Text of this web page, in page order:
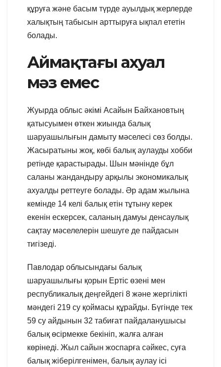
құруға және басым түрде ауылдық жерлерде
халықтың табысын арттыруға ықпал ететін
болады.
Аймақтағы ахуал
мәз емес
Жуырда облыс әкімі Асайын Байхановтың
қатысуымен өткен жиында балық
шаруашылығын дамыту мәселесі сөз болды.
Жасыратыны жоқ, көбі балық аулауды хобби
ретінде қарастырады. Шын мәнінде бұл
саланы жандандыру арқылы экономикалық
ахуалды реттеуге болады. Әр адам жылына
кемінде 14 келі балық етін тұтыну керек
екенін ескерсек, саланың дамуы денсаулық
сақтау мәселелерін шешуге де пайдасын
тигізеді.
Павлодар облысындағы балық
шаруашылығы қорын Ертіс өзені мен
республикалық деңгейдегі 8 және жергілікті
мәндегі 219 су қоймасы құрайды. Бүгінде тек
59 су айдынын 32 табиғат пайдаланушысы
балық өсірмекке бекініп, жалға алған
көрінеді. Жыл сайын жоспарға сәйкес, суға
балық жіберілгенімен, балық аулау ісі